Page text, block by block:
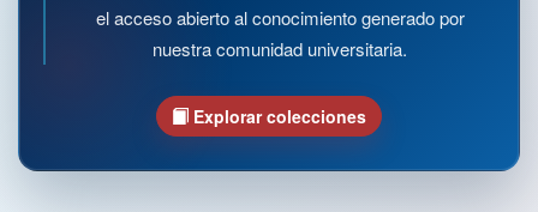
el acceso abierto al conocimiento generado por
nuestra comunidad universitaria.
Explorar colecciones